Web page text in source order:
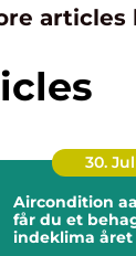
articles
30. Jul
Aircondition
får du et
indeklima